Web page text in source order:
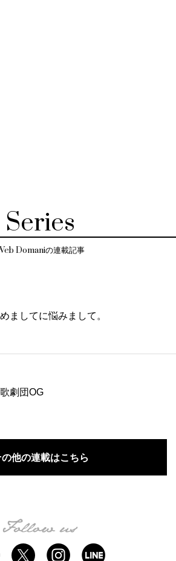
Series
Domaniの連載記事
ましてに悩みまして。
劇団OG
の他の連載はこちら